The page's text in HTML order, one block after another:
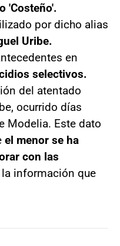
'Costeño'.
por dicho alias
Uribe.
en
selectivos.
del atentado
ocurrido días
Modelia. Este dato
el menor se ha
con las
la información que